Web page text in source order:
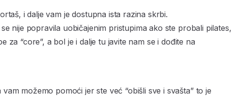
i dalje vam je dostupna ista razina skrbi.
nije popravila uobičajenim pristupima ako ste probali pilates,
za “core”, a bol je i dalje tu javite nam se i dođite na
možemo pomoći jer ste već “obišli sve i svašta” to je